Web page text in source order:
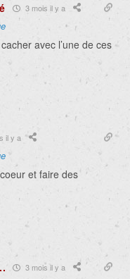
3 mois il y a
avec l’une de ces
il y a
et faire des
3 mois il y a